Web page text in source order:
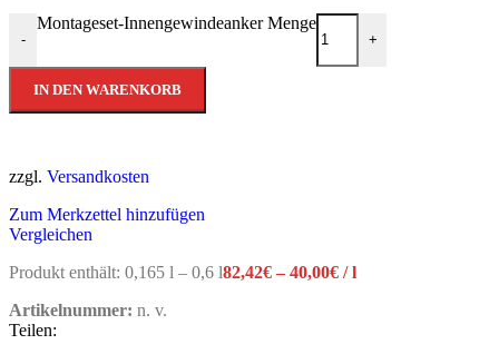
-
Montageset-Innengewindeanker Menge
+
IN DEN WARENKORB
zzgl. Versandkosten
Zum Merkzettel hinzufügen
Vergleichen
Produkt enthält: 0,165 l – 0,6 l82,42€ – 40,00€ /l
Artikelnummer: n. v.
Teilen: